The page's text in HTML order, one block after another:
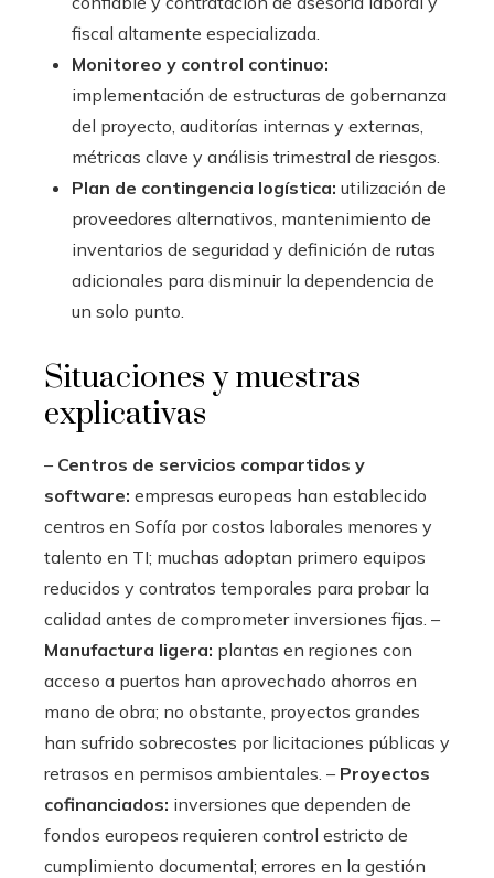
fiscal altamente especializada.
Monitoreo y control continuo:
implementación de estructuras de gobernanza
del proyecto, auditorías internas y externas,
métricas clave y análisis trimestral de riesgos.
Plan de contingencia logística: utilización de
proveedores alternativos, mantenimiento de
inventarios de seguridad y definición de rutas
adicionales para disminuir la dependencia de
un solo punto.
Situaciones y muestras
explicativas
– Centros de servicios compartidos y
software: empresas europeas han establecido
centros en Sofía por costos laborales menores y
talento en TI; muchas adoptan primero equipos
reducidos y contratos temporales para probar la
calidad antes de comprometer inversiones fijas. –
Manufactura ligera: plantas en regiones con
acceso a puertos han aprovechado ahorros en
mano de obra; no obstante, proyectos grandes
han sufrido sobrecostes por licitaciones públicas y
retrasos en permisos ambientales. – Proyectos
cofinanciados: inversiones que dependen de
fondos europeos requieren control estricto de
cumplimiento documental; errores en la gestión